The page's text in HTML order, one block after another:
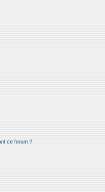
ce forum ?